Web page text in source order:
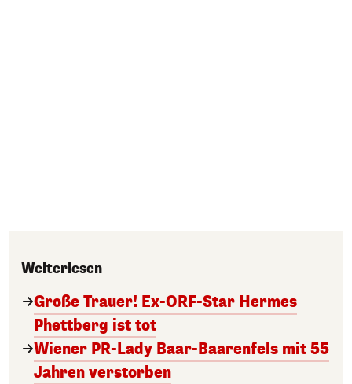
Weiterlesen
Große Trauer! Ex-ORF-Star Hermes
Phettberg ist tot
Wiener PR-Lady Baar-Baarenfels mit 55
Jahren verstorben